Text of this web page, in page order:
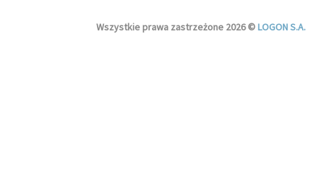
Wszystkie prawa zastrzeżone 2026 ©LOGON S.A.